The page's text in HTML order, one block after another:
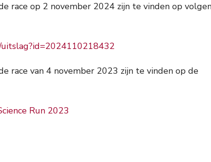
race op 2 november 2024 zijn te vinden op
race van 4 november 2023 zijn te vinden op de
Run 2023